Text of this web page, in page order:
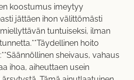
koostumus imeytyy
jättäen ihon välittömästi
tuntuiseksi, ilman
hoito
sheivaus, vahaus
ihoa, aiheuttaen usein